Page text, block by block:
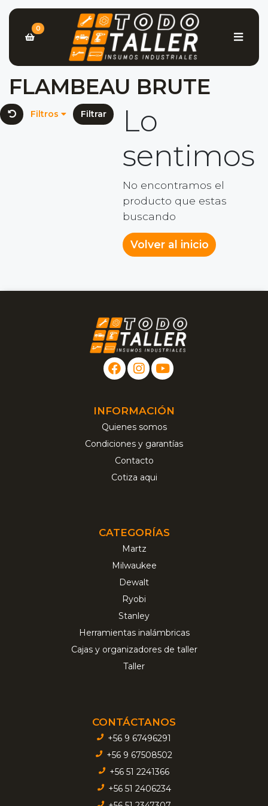
0
FLAMBEAU BRUTE
Filtros Filtrar
Lo
sentimos
No encontramos el
producto que estas
buscando
Volver al inicio
INFORMACIÓN
Quienes somos
Condiciones y garantías
Contacto
Cotiza aqui
CATEGORÍAS
Martz
Milwaukee
Dewalt
Ryobi
Stanley
Herramientas inalámbricas
Cajas y organizadores de taller
Taller
CONTÁCTANOS
+56 9 67496291
+56 9 67508502
+56 51 2241366
+56 51 2406234